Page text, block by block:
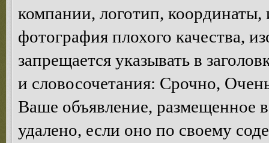
компании, логотип, координаты,
фотография плохого качества,
запрещается указывать в
и словосочетания: Срочно,
Ваше объявление, размещенное
удалено, если оно по своему